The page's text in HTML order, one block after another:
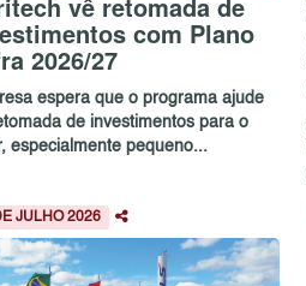
vê retomada de
com Plano
2026/27
espera que o programa ajude
de investimentos para o
especialmente pequeno...
JULHO 2026